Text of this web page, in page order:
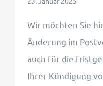
Wir möchten Sie
Änderung im
auch für die
Ihrer Kündigung